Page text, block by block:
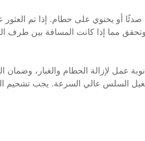
صدئًا أو يحتوي على حطام. إذا تم
عمل لإزالة الحطام والغبار،
السلس عالي السرعة. يجب تشحيم
أو الأسطوانات غير المفتوحة إلى